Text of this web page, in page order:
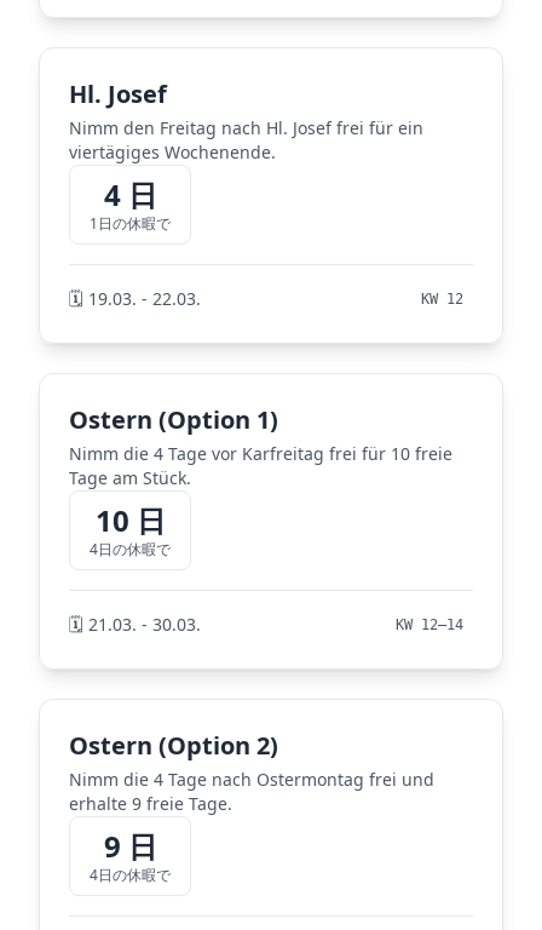
Hl. Josef
Nimm den Freitag nach Hl. Josef frei für ein
viertägiges Wochenende.
4 日
1日の休暇で
🗓️ 19.03. - 22.03. KW 12
Ostern (Option 1)
Nimm die 4 Tage vor Karfreitag frei für 10 freie
Tage am Stück.
10 日
4日の休暇で
🗓️ 21.03. - 30.03. KW 12–14
Ostern (Option 2)
Nimm die 4 Tage nach Ostermontag frei und
erhalte 9 freie Tage.
9 日
4日の休暇で